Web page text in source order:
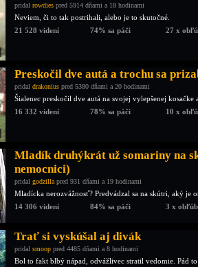
pridal rowdies pred 5914 dňami a 18 hodinami
Neviem, či to tak postrihali, alebo je to skutočné.
21 528 videní
74% sa páči 27 x
Preskočil dve autá a trochu sa
pridal drakonius pred 5380 dňami a 20 hodinami
Šialenec preskočil dve autá na svojej vylepšenej
16 332 videní
78% sa páči 10 x
Mladík druhýkrát už somariny na
nemocnici)
pridal godzilla pred 931 dňami a 19 hodinami
Mladícka nerozvážnosť? Predvádzal sa na skútri, aký je
14 306 videní
84% sa páči 3 x
Trať si vyskúšal aj divák
pridal smoop pred 4485 dňami a 8 hodinami
Bol to fakt blbý nápad, odvážlivec stratil vedomie. Pád